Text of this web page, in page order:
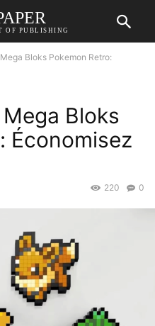
OF PUBLISHING
Bloks Pokemon Retro:
Bloks
Économisez
0
220